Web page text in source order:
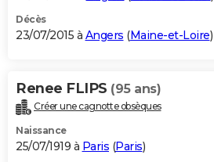
Décès
23/07/2015 à Angers (Maine-et-Loire)
Renee FLIPS (95 ans)
Créer une cagnotte obsèques
Naissance
25/07/1919 à Paris (Paris)